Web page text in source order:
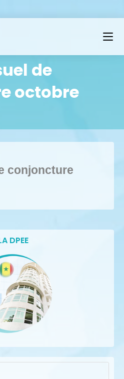
de
octobre
conjoncture
DPEE